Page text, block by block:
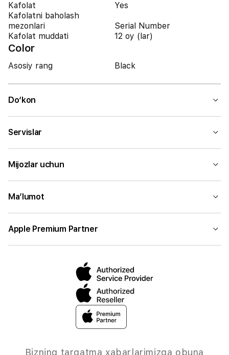
Kafolat
Yes
Kafolatni baholash
mezonlari
Serial Number
Kafolat muddati
12 oy (lar)
Color
Asosiy rang Black
Do‘kon
Servislar
Mijozlar uchun
Ma’lumot
Apple Premium Partner
Bizning tarqatma xabarlarimizga obuna